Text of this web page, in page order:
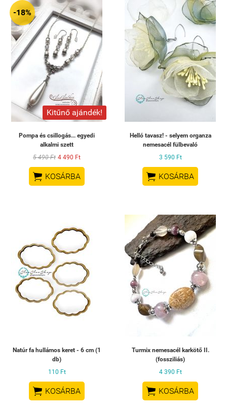
-18%
Kitűnő ajándék!
Pompa és csillogás... egyedi
alkalmi szett
5 490 Ft 4 490 Ft
 KOSÁRBA
Helló tavasz! - selyem organza
nemesacél fülbevaló
3 590 Ft
 KOSÁRBA
Natúr fa hullámos keret - 6 cm (1
db)
110 Ft
 KOSÁRBA
Turmix nemesacél karkötő II.
(fossziliás)
4 390 Ft
 KOSÁRBA